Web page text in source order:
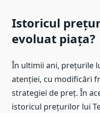
Istoricul
evoluat piața?
În ultimii ani, prețurile
atenției, cu modificări
strategiei de preț. În
istoricul prețurilor lui